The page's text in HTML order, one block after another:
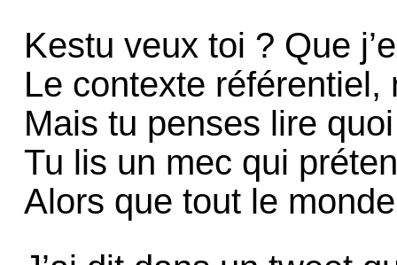
Kestu veux toi ? Que
Le contexte référentiel,
Mais tu penses lire
Tu lis un mec qui
Alors que tout le